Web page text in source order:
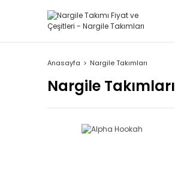
Anasayfa Nargile Takımları
Nargile Takımları